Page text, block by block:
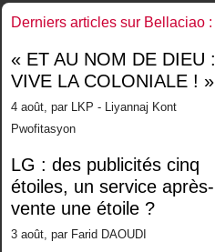
Derniers articles sur Bellaciao :
« ET AU NOM DE DIEU :
VIVE LA COLONIALE ! »
4 août, par LKP - Liyannaj Kont
Pwofitasyon
LG : des publicités cinq
étoiles, un service après-
vente une étoile ?
3 août, par Farid DAOUDI